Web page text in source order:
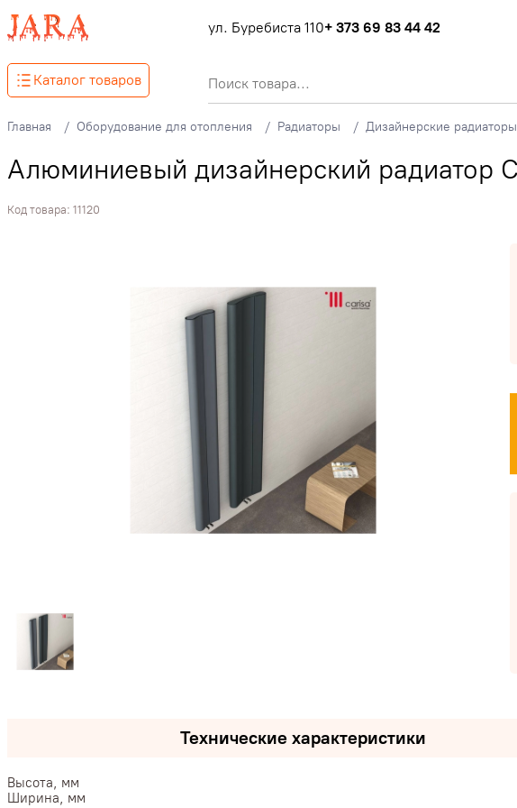
ул. Буребиста 110+ 373 69 83 44 42
Каталог товаров
Главная Оборудование для отопления Радиаторы Дизайнерские радиаторы
Алюминиевый дизайнерский радиатор
Код товара: 11120
Технические характеристики
Высота, мм
Ширина, мм